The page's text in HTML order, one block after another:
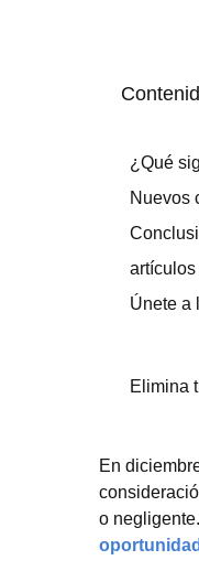
¿Qué
Nuevos
Únete a
Elimina
En
o
oportunidad